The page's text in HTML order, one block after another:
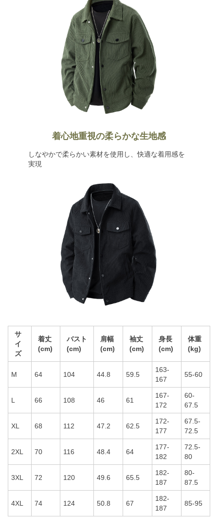
着心地重視の柔らかな生地感
しなやかで柔らかい素材を使用し、快適な着用感を
実現
サ
イ
ズ
着丈
(cm)
バスト
(cm)
肩幅
(cm)
袖丈
(cm)
身長
(cm)
体重
(kg)
M 64 104 44.8 59.5
163-
167
55-60
L 66 108 46 61
167-
172
60-
67.5
XL 68 112 47.2 62.5
172-
177
67.5-
72.5
2XL 70 116 48.4 64
177-
182
72.5-
80
3XL 72 120 49.6 65.5
182-
187
80-
87.5
4XL 74 124 50.8 67
182-
187
85-95